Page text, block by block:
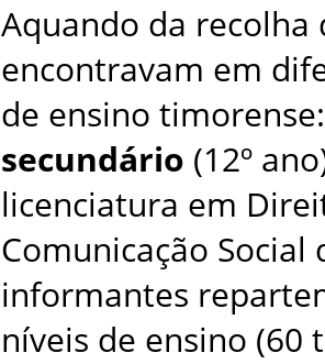
Aquando da recolha
encontravam em
de ensino
secundário (12º
licenciatura em
Comunicação Social
informantes
níveis de ensino